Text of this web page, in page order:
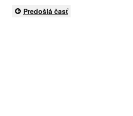
Predošlá časť